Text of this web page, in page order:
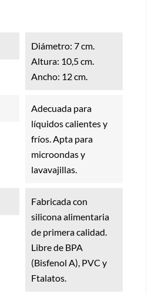
Diámetro: 7 cm.
Altura: 10,5 cm.
Ancho: 12 cm.
Adecuada para
líquidos calientes y
fríos. Apta para
microondas y
lavavajillas.
Fabricada con
silicona alimentaria
de primera calidad.
Libre de BPA
(Bisfenol A), PVC y
Ftalatos.